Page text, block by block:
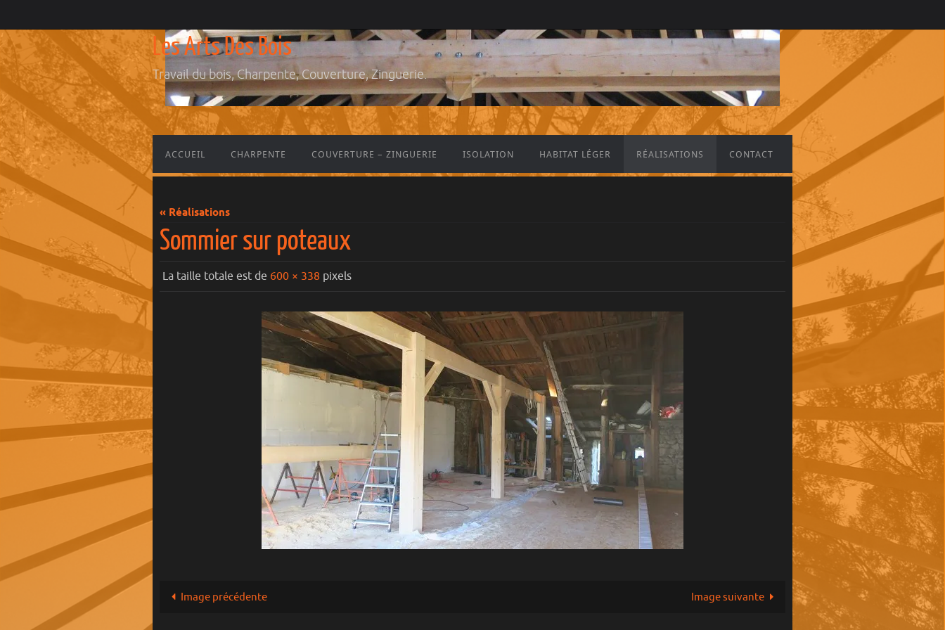
Les Arts Des Bois
Travail du bois, Charpente, Couverture, Zinguerie.
ACCUEIL CHARPENTE COUVERTURE – ZINGUERIE ISOLATION HABITAT LÉGER RÉALISATIONS CONTACT
« Réalisations
Sommier sur poteaux
La taille totale est de 600 × 338 pixels
Image précédente Image suivante